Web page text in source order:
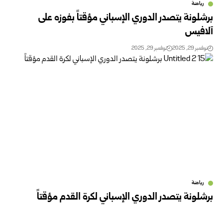
رياضة
برشلونة يتصدر الدوري الإسباني مؤقتاً بفوزه على
آلافيس
نوفمبر 29, 2025 نوفمبر 29, 2025
رياضة
برشلونة يتصدر الدوري الإسباني لكرة القدم مؤقتاً